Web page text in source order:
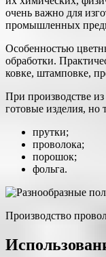
очень важно для
промышленных
Особенностью
обработки.
ковке, штамповке,
При производстве из
готовые изделия, но
прутки;
проволока;
порошок;
фольга.
Производство